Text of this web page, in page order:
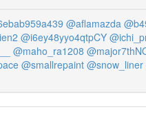
@aflamazda
@i6ey48yyo4qtpCY
@maho_ra1208
@smallrepaint @snow_liner